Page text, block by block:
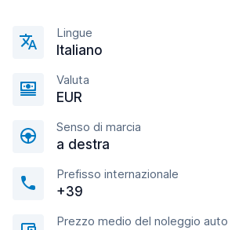
Lingue
Italiano
Valuta
EUR
Senso di marcia
a destra
Prefisso internazionale
+39
Prezzo medio del noleggio auto